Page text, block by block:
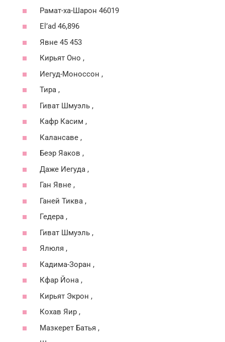
Рамат-ха-Шарон 46019
El’ad 46,896
Явне 45 453
Кирьят Оно ,
Иегуд-Моноссон ,
Тира ,
Гиват Шмуэль ,
Кафр Касим ,
Калансаве ,
Беэр Яаков ,
Даже Иегуда ,
Ган Явне ,
Ганей Тиква ,
Гедера ,
Гиват Шмуэль ,
Ялюля ,
Кадима-Зоран ,
Кфар Йона ,
Кирьят Экрон ,
Кохав Яир ,
Мазкерет Батья ,